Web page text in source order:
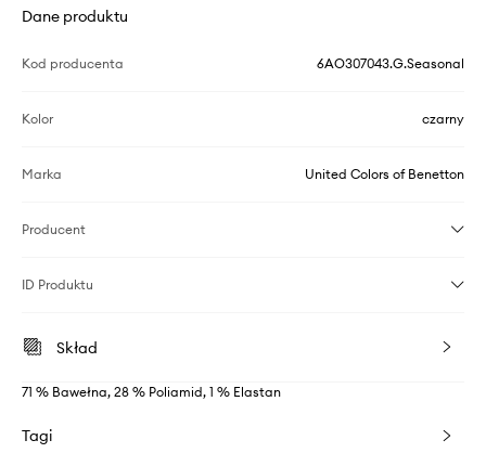
Dane produktu
Kod producenta 6AO307043.G.Seasonal
Kolor czarny
Marka United Colors of Benetton
Producent
ID Produktu
Skład
71 % Bawełna, 28 % Poliamid, 1 % Elastan
Tagi